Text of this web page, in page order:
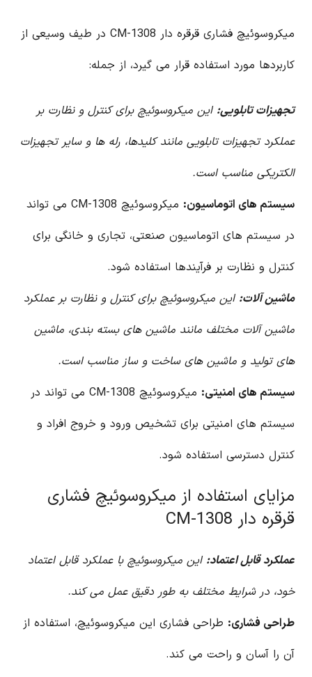
میکروسوئیچ فشاری قرقره دار CM-1308 در طیف وسیعی از
کاربردها مورد استفاده قرار می گیرد، از جمله:
تجهیزات تابلویی: این میکروسوئیچ برای کنترل و نظارت بر
عملکرد تجهیزات تابلویی مانند کلیدها، رله ها و سایر تجهیزات
الکتریکی مناسب است.
سیستم های اتوماسیون:
میکروسوئیچ CM-1308 می تواند
در سیستم های اتوماسیون صنعتی، تجاری و خانگی برای
کنترل و نظارت بر فرآیندها استفاده شود.
ماشین آلات: این میکروسوئیچ برای کنترل و نظارت بر عملکرد
ماشین آلات مختلف مانند ماشین های بسته بندی، ماشین
های تولید و ماشین های ساخت و ساز مناسب است.
سیستم های امنیتی:
میکروسوئیچ CM-1308 می تواند در
سیستم های امنیتی برای تشخیص ورود و خروج افراد و
کنترل دسترسی استفاده شود.
مزایای استفاده از میکروسوئیچ فشاری
قرقره دار CM-1308
عملکرد قابل اعتماد: این میکروسوئیچ با عملکرد قابل اعتماد
خود، در شرایط مختلف به طور دقیق عمل می کند.
طراحی فشاری: طراحی فشاری این میکروسوئیچ، استفاده از
آن را آسان و راحت می کند.